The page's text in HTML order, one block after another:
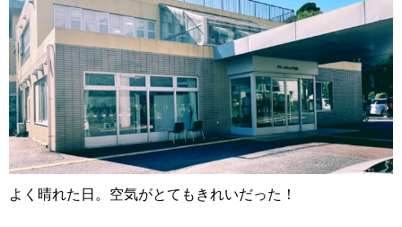
よく晴れた日。空気がとてもきれいだった！